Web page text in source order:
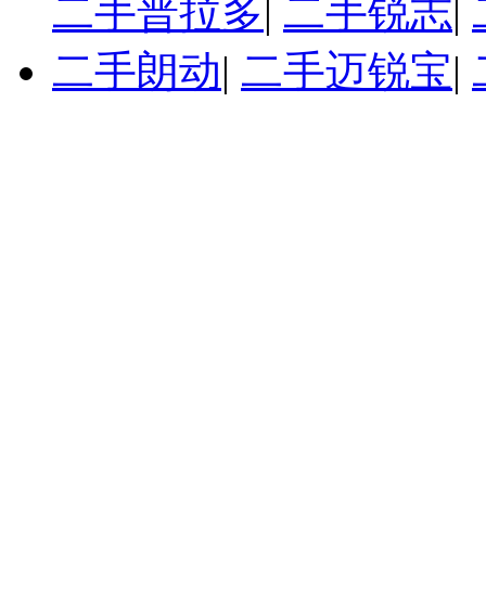
二手普拉多| 二手锐志|
二手朗动| 二手迈锐宝|